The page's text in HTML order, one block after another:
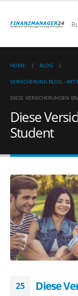
HOME BLOG
VERSICHERUNG BLOG -
DIESE VERSICHERUNGEN
Diese
Student
25
Diese